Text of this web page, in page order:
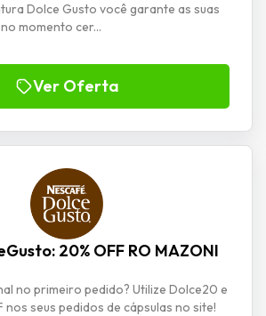
Dolce Gusto você garante as suas
momento cer...
Ver Oferta
20% OFF RO MAZONI
no primeiro pedido? Utilize Dolce20 e
nos seus pedidos de cápsulas no site!